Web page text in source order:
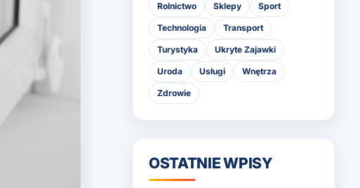
Rolnictwo Sklepy Sport
Technologia Transport
Turystyka Ukryte Zajawki
Uroda Usługi Wnętrza
Zdrowie
OSTATNIE WPISY